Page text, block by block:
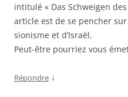
intitulé « Das Schweigen
article est de se pencher
sionisme et d’Israël.
Peut-être pourriez vous
Répondre ↓